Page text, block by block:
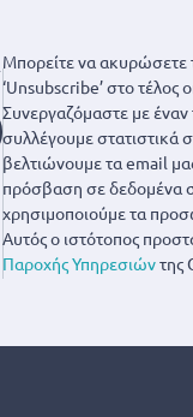
Μπορείτε να ακυρώσετε
‘Unsubscribe’ στο τέλος
Συνεργαζόμαστε με
συλλέγουμε στατιστικά
βελτιώνουμε τα email
πρόσβαση σε δεδομένα
χρησιμοποιούμε τα
Αυτός ο ιστότοπος
Παροχής Υπηρεσιώντης